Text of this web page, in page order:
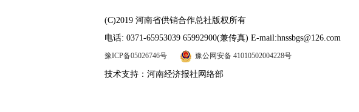
(C)2019 河南省供销合作总社版权所有
电话: 0371-65953039 65992900(兼传真) E-mail:hnssbgs@126.com
豫ICP备05026746号 豫公网安备 41010502004228号
技术支持：河南经济报社网络部